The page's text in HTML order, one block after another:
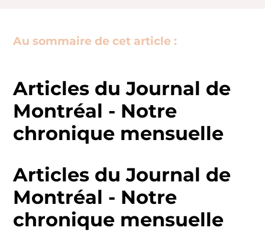
Au sommaire de cet article :
Articles du Journal de
Montréal - Notre
chronique mensuelle
Articles du Journal de
Montréal - Notre
chronique mensuelle